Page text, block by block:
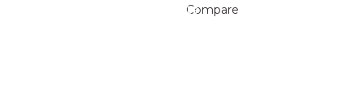
Compare